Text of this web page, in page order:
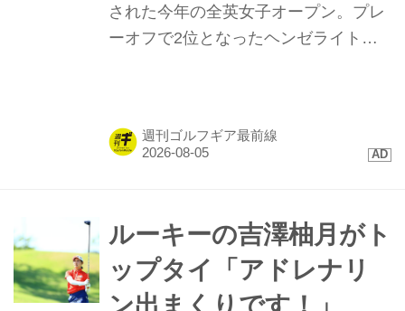
された今年の全英女子オープン。プレ
ーオフで2位となったヘンゼライトを
ンで発揮された、縦距離の精度と最新
週刊ゴルフギア最前線
ルーキーの吉澤柚月がト
ップタイ「アドレナリ
ン出まくりです！」